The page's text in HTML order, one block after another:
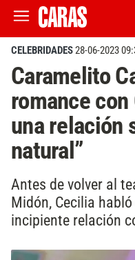
CELEBRIDADES28-06-2023
Caramelito
romance con
una relación
natural”
Antes de volver al
Midón, Cecilia habló
incipiente relación